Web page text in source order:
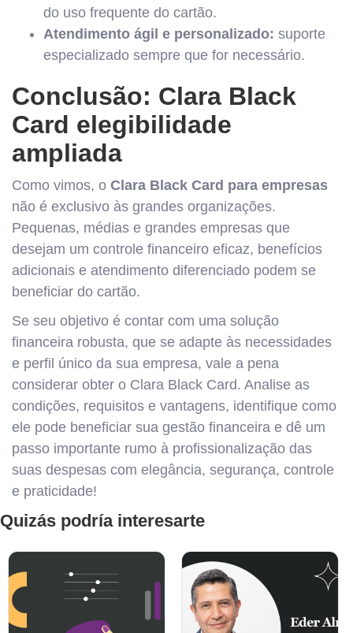
do uso frequente do cartão.
Atendimento ágil e personalizado: suporte
especializado sempre que for necessário.
Conclusão: Clara Black
Card elegibilidade
ampliada
Como vimos, o Clara Black Card para empresas
não é exclusivo às grandes organizações.
Pequenas, médias e grandes empresas que
desejam um controle financeiro eficaz, benefícios
adicionais e atendimento diferenciado podem se
beneficiar do cartão.
Se seu objetivo é contar com uma solução
financeira robusta, que se adapte às necessidades
e perfil único da sua empresa, vale a pena
considerar obter o Clara Black Card. Analise as
condições, requisitos e vantagens, identifique como
ele pode beneficiar sua gestão financeira e dê um
passo importante rumo à profissionalização das
suas despesas com elegância, segurança, controle
e praticidade!
Quizás podría interesarte